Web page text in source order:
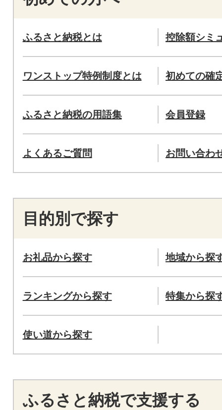
ふるさと納税とは 控除額シミ
ワンストップ特例制度とは 初めての確
ふるさと納税の用語集 会員登録
よくあるご質問 お問い合わ
目的別で探す
お礼品から探す 地域から探
ランキングから探す 特集から探
使い道から探す
ふるさと納税で支援する